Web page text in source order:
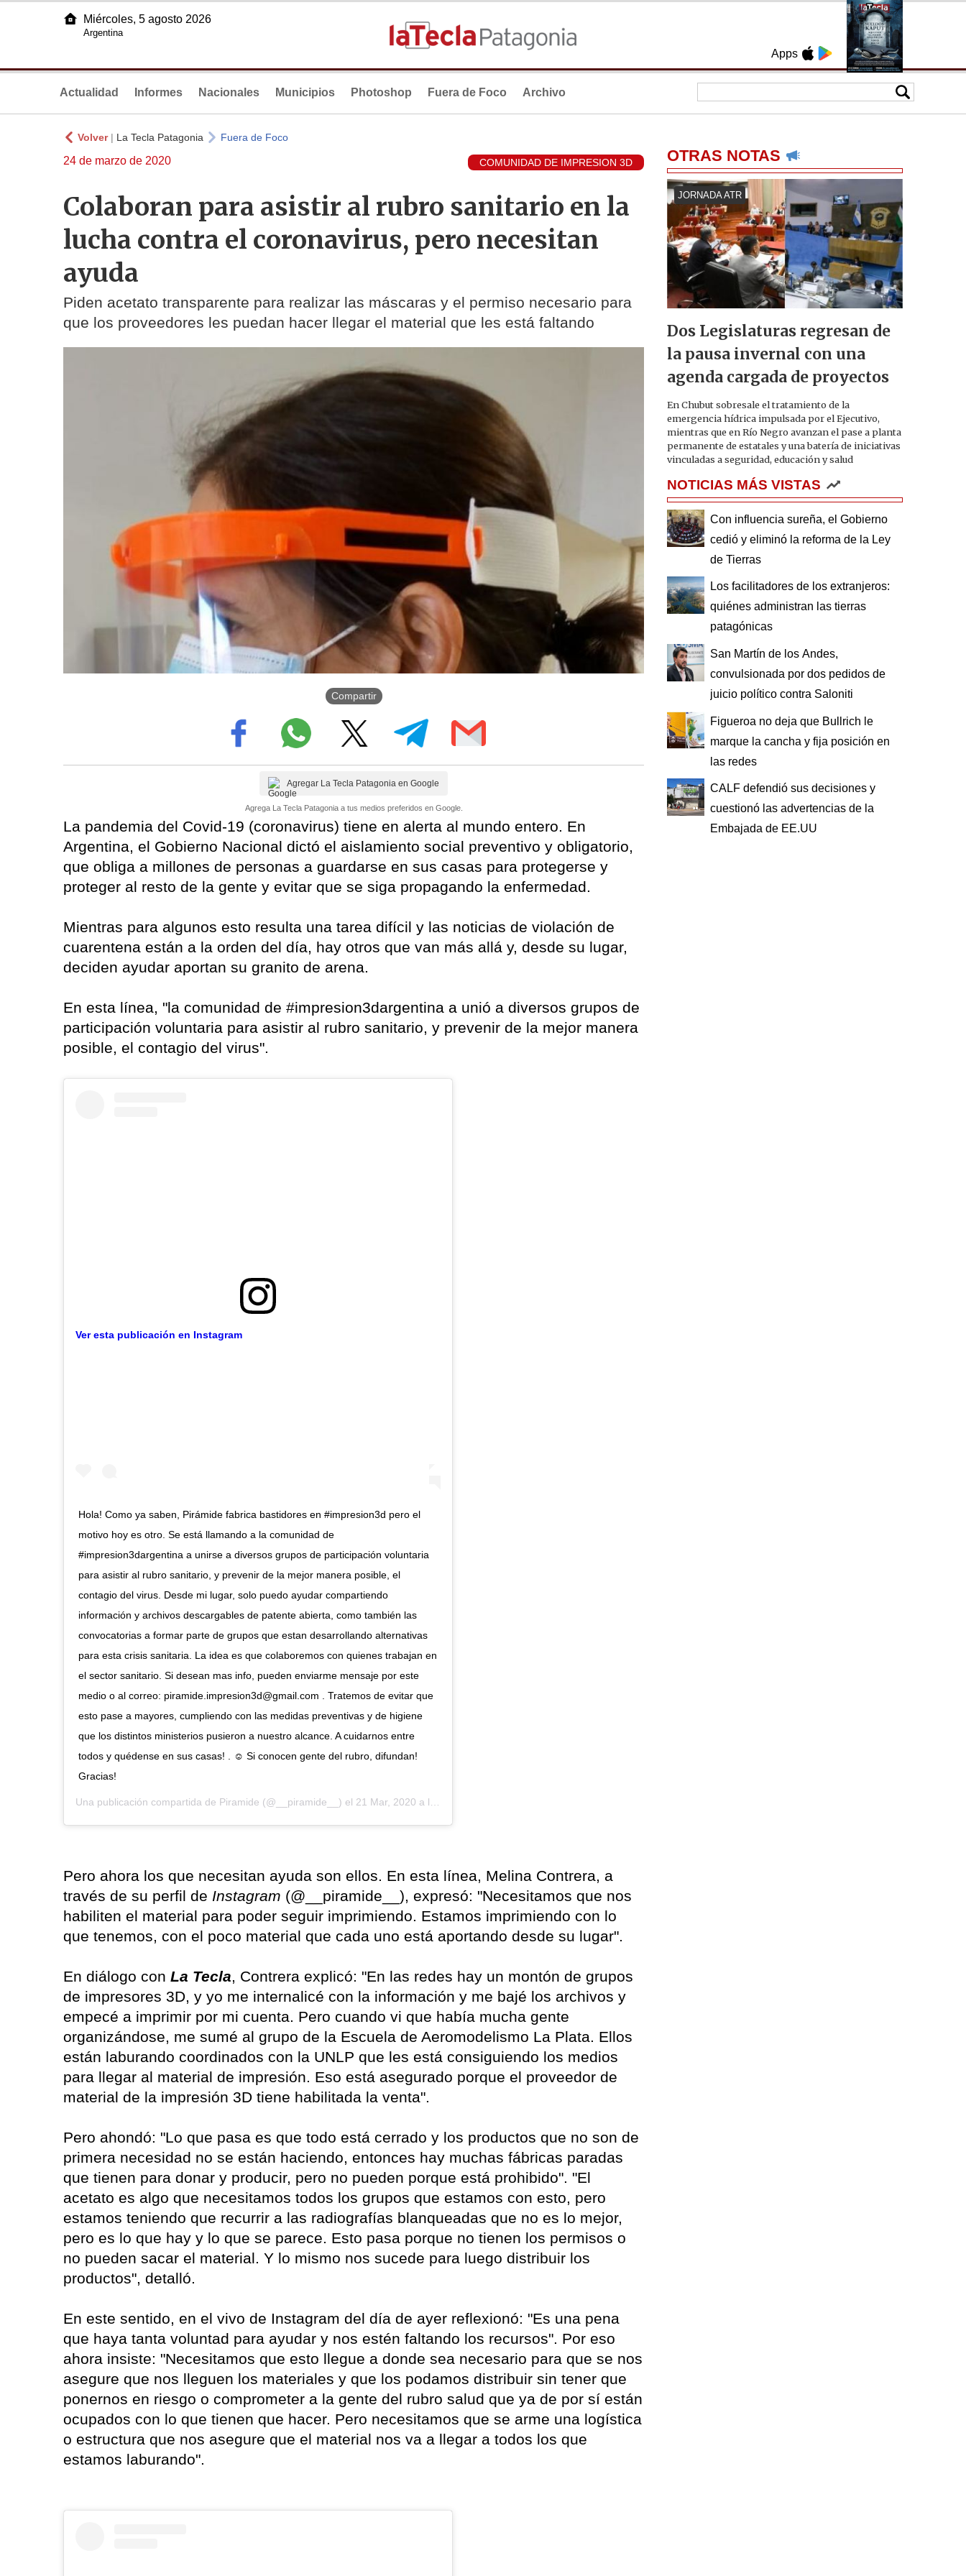
Apps
Miércoles, 5 agosto 2026
Argentina
Actualidad Informes Nacionales Municipios Photoshop Fuera de Foco Archivo
Volver| La Tecla Patagonia Fuera de Foco
24 de marzo de 2020 COMUNIDAD DE IMPRESION 3D
Colaboran para asistir al rubro sanitario en la
lucha contra el coronavirus, pero necesitan
ayuda
Piden acetato transparente para realizar las máscaras y el permiso necesario para
que los proveedores les puedan hacer llegar el material que les está faltando
Compartir
Agregar La Tecla Patagonia en Google
Agrega La Tecla Patagonia a tus medios preferidos en Google.
La pandemia del Covid-19 (coronavirus) tiene en alerta al mundo entero. En
Argentina, el Gobierno Nacional dictó el aislamiento social preventivo y obligatorio,
que obliga a millones de personas a guardarse en sus casas para protegerse y
proteger al resto de la gente y evitar que se siga propagando la enfermedad.
Mientras para algunos esto resulta una tarea difícil y las noticias de violación de
cuarentena están a la orden del día, hay otros que van más allá y, desde su lugar,
deciden ayudar aportan su granito de arena.
En esta línea, "la comunidad de #impresion3dargentina a unió a diversos grupos de
participación voluntaria para asistir al rubro sanitario, y prevenir de la mejor manera
posible, el contagio del virus".
Ver esta publicación en Instagram
Hola! Como ya saben, Pirámide fabrica bastidores en #impresion3d pero el
motivo hoy es otro. Se está llamando a la comunidad de
#impresion3dargentina a unirse a diversos grupos de participación voluntaria
para asistir al rubro sanitario, y prevenir de la mejor manera posible, el
contagio del virus. Desde mi lugar, solo puedo ayudar compartiendo
información y archivos descargables de patente abierta, como también las
convocatorias a formar parte de grupos que estan desarrollando alternativas
para esta crisis sanitaria. La idea es que colaboremos con quienes trabajan en
el sector sanitario. Si desean mas info, pueden enviarme mensaje por este
medio o al correo: piramide.impresion3d@gmail.com . Tratemos de evitar que
esto pase a mayores, cumpliendo con las medidas preventivas y de higiene
que los distintos ministerios pusieron a nuestro alcance. A cuidarnos entre
todos y quédense en sus casas! . ☺️ Si conocen gente del rubro, difundan!
Gracias!
Una publicación compartida de Piramide (@__piramide__) el 21 Mar, 2020 a las 11:54 PDT
Pero ahora los que necesitan ayuda son ellos. En esta línea, Melina Contrera, a
través de su perfil de Instagram (@__piramide__), expresó: "Necesitamos que nos
habiliten el material para poder seguir imprimiendo. Estamos imprimiendo con lo
que tenemos, con el poco material que cada uno está aportando desde su lugar".
En diálogo con La Tecla , Contrera explicó: "En las redes hay un montón de grupos
de impresores 3D, y yo me internalicé con la información y me bajé los archivos y
empecé a imprimir por mi cuenta. Pero cuando vi que había mucha gente
organizándose, me sumé al grupo de la Escuela de Aeromodelismo La Plata. Ellos
están laburando coordinados con la UNLP que les está consiguiendo los medios
para llegar al material de impresión. Eso está asegurado porque el proveedor de
material de la impresión 3D tiene habilitada la venta".
Pero ahondó: "Lo que pasa es que todo está cerrado y los productos que no son de
primera necesidad no se están haciendo, entonces hay muchas fábricas paradas
que tienen para donar y producir, pero no pueden porque está prohibido". "El
acetato es algo que necesitamos todos los grupos que estamos con esto, pero
estamos teniendo que recurrir a las radiografías blanqueadas que no es lo mejor,
pero es lo que hay y lo que se parece. Esto pasa porque no tienen los permisos o
no pueden sacar el material. Y lo mismo nos sucede para luego distribuir los
productos", detalló.
En este sentido, en el vivo de Instagram del día de ayer reflexionó: "Es una pena
que haya tanta voluntad para ayudar y nos estén faltando los recursos". Por eso
ahora insiste: "Necesitamos que esto llegue a donde sea necesario para que se nos
asegure que nos lleguen los materiales y que los podamos distribuir sin tener que
ponernos en riesgo o comprometer a la gente del rubro salud que ya de por sí están
ocupados con lo que tienen que hacer. Pero necesitamos que se arme una logística
o estructura que nos asegure que el material nos va a llegar a todos los que
estamos laburando".
OTRAS NOTAS
JORNADA ATR
Dos Legislaturas regresan de
la pausa invernal con una
agenda cargada de proyectos
En Chubut sobresale el tratamiento de la
emergencia hídrica impulsada por el Ejecutivo,
mientras que en Río Negro avanzan el pase a planta
permanente de estatales y una batería de iniciativas
vinculadas a seguridad, educación y salud
NOTICIAS MÁS VISTAS
Con influencia sureña, el Gobierno
cedió y eliminó la reforma de la Ley
de Tierras
Los facilitadores de los extranjeros:
quiénes administran las tierras
patagónicas
San Martín de los Andes,
convulsionada por dos pedidos de
juicio político contra Saloniti
Figueroa no deja que Bullrich le
marque la cancha y fija posición en
las redes
CALF defendió sus decisiones y
cuestionó las advertencias de la
Embajada de EE.UU